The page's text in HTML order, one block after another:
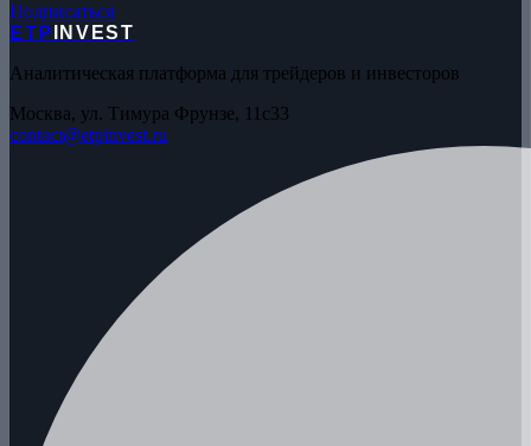
Подписаться
ETP
INVEST
Аналитическая платформа для трейдеров и инвесторов
Москва, ул. Тимура Фрунзе, 11с33
contact@etpinvest.ru